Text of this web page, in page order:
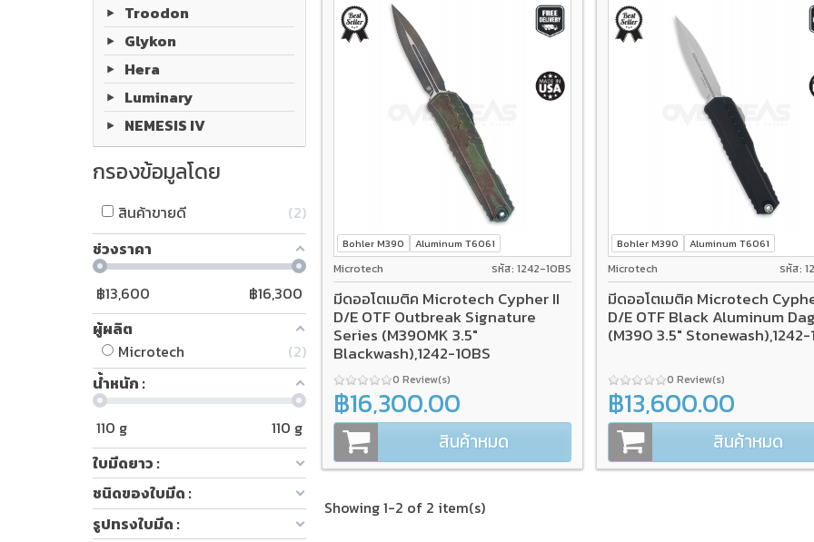
Troodon
Glykon
Hera
Luminary
NEMESIS IV
กรองข้อมูลโดย
สินค้าขายดี
2
ช่วงราคา
฿13,600 ฿16,300
ผู้ผลิต
Microtech
2
น้ำหนัก :
110 g 110 g
ใบมีดยาว :
ชนิดของใบมีด :
รูปทรงใบมีด :
Bohler M390 Aluminum T6061
Microtech รหัส: 1242-1OBS
มีดออโตเมติค Microtech Cypher II
D/E OTF Outbreak Signature
Series (M390MK 3.5"
Blackwash),1242-1OBS
0 Review(s)
฿16,300.00
สินค้าหมด
Bohler M390 Aluminum T6061
Microtech รหัส:
มีดออโตเมติค Microtech
D/E OTF Black Aluminum
(M390 3.5" Stonewash),1242-
0 Review(s)
฿13,600.00
สินค้าหมด
Showing 1-2 of 2 item(s)